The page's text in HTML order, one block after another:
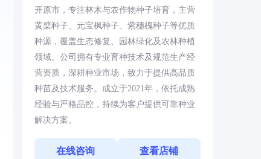
开原市，专注林木与农作物种子培育，主营
黄檗种子、元宝枫种子、紫穗槐种子等优质
种源，覆盖生态修复、园林绿化及农林种植
领域。公司拥有专业育种技术及规范生产经
营资质，深耕种业市场，致力于提供高品质
种苗及技术服务。成立于2021年，依托成熟
经验与严格品控，持续为客户提供可靠种业
解决方案。
在线咨询 查看店铺